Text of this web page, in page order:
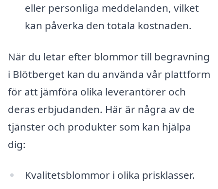
eller personliga meddelanden, vilket
kan påverka den totala kostnaden.
När du letar efter blommor till begravning
i Blötberget kan du använda vår plattform
för att jämföra olika leverantörer och
deras erbjudanden. Här är några av de
tjänster och produkter som kan hjälpa
dig:
Kvalitetsblommor i olika prisklasser.